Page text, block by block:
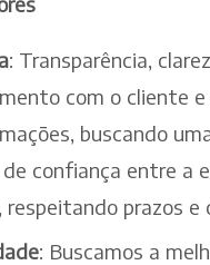
: Transparência,
com o cliente
buscando
confiança entre a
respeitando prazos e
: Buscamos a